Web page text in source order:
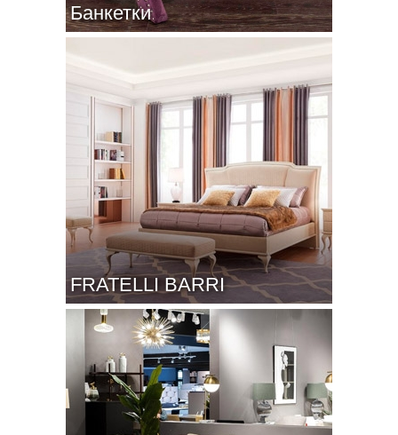
Банкетки
FRATELLI BARRI